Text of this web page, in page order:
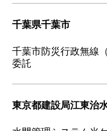
千葉県千葉市
千葉市防災行政無線
委託
東京都建設局江東治